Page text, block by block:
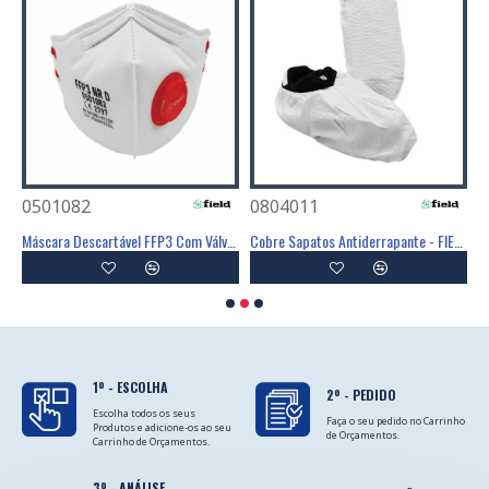
0501082 0804011
1º - ESCOLHA
Escolha todos os seus
Produtos e adicione-os ao seu
Carrinho de Orçamentos.
2º - PEDIDO
Faça o seu pedido no Carrinho
de Orçamentos.